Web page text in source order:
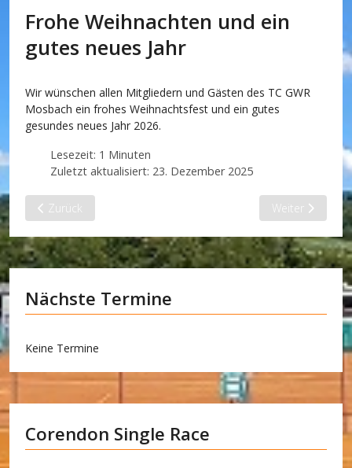
Frohe Weihnachten und ein
gutes neues Jahr
Wir wünschen allen Mitgliedern und Gästen des TC GWR
Mosbach ein frohes Weihnachtsfest und ein gutes
gesundes neues Jahr 2026.
Lesezeit: 1 Minuten
Zuletzt aktualisiert: 23. Dezember 2025
Vorheriger Beitrag: Erster Spieltag im neuen Jahr
Zurück Nächster
Weiter
Nächste Termine
Keine Termine
Corendon Single Race